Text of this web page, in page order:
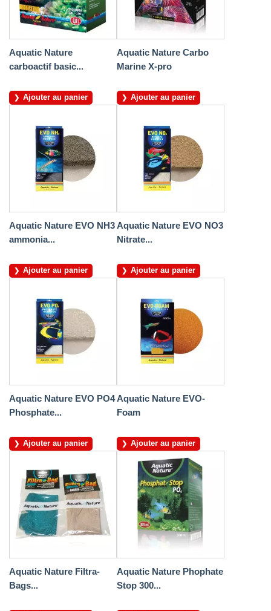
Aquatic Nature
carboactif basic...
Ajouter au panier
Aquatic Nature Carbo
Marine X-pro
Ajouter au panier
Aquatic Nature EVO NH3
ammonia...
Ajouter au panier
Aquatic Nature EVO NO3
Nitrate...
Ajouter au panier
Aquatic Nature EVO PO4
Phosphate...
Ajouter au panier
Aquatic Nature EVO-
Foam
Ajouter au panier
Aquatic Nature Filtra-
Bags...
Aquatic Nature Phophate
Stop 300...